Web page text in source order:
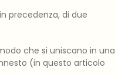
precedenza, di due
che si uniscano in una
(in questo articolo